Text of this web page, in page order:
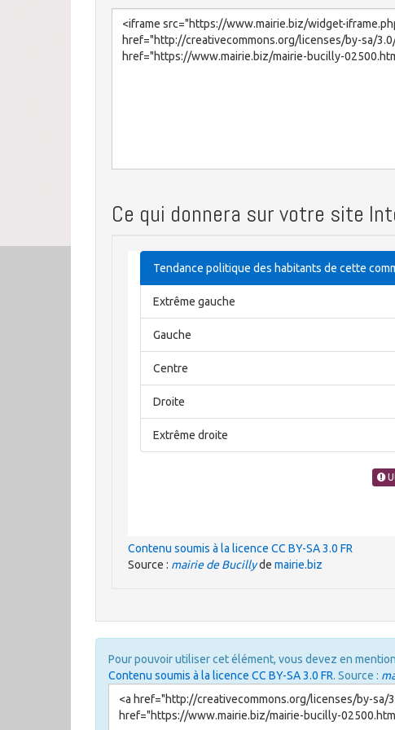
Ce qui donnera sur votre site
Contenu soumis à la licence CC BY-SA 3.0 FR
Source : mairie de Bucillyde mairie.biz
Pour pouvoir utiliser cet élément, vous devez en
Contenu soumis à la licence CC BY-SA 3.0 FR. Source :